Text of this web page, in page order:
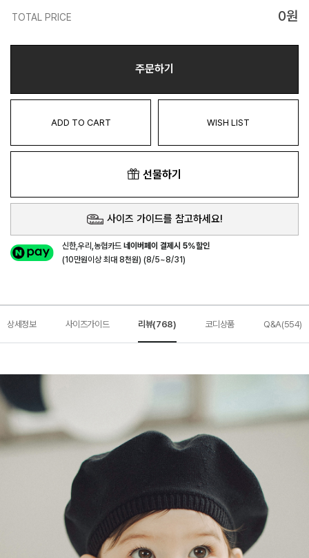
TOTAL PRICE 0원
주문하기
ADD TO CART WISH LIST
선물하기
사이즈 가이드를 참고하세요!
신한,우리,농협카드네이버페이 결제시 5%할인
(10만원이상 최대 8천원) (8/5~8/31)
상세정보 사이즈가이드 리뷰(768) 코디상품 Q&A(554)